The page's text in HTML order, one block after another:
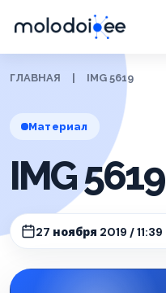
ГЛАВНАЯ IMG 5619
Материал
IMG 5619
27 ноября 2019 / 11:39